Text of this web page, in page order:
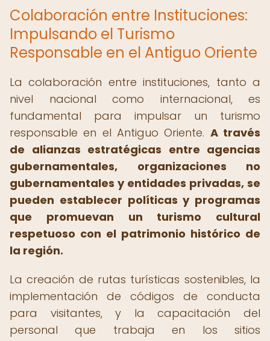
Colaboración entre Instituciones:
Impulsando el Turismo
Responsable en el Antiguo Oriente
La colaboración entre instituciones, tanto a
nivel nacional como internacional, es
fundamental para impulsar un turismo
responsable en el Antiguo Oriente. A través
de alianzas estratégicas entre agencias
gubernamentales, organizaciones no
gubernamentales y entidades privadas, se
pueden establecer políticas y programas
que promuevan un turismo cultural
respetuoso con el patrimonio histórico de
la región.
La creación de rutas turísticas sostenibles, la
implementación de códigos de conducta
para visitantes, y la capacitación del
personal que trabaja en los sitios